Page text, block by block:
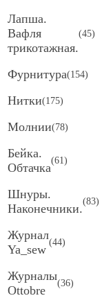
Лапша.
Вафля
трикотажная.
(45)
Фурнитура(154)
Нитки(175)
Молнии(78)
Бейка.
Обтачка
(61)
Шнуры.
Наконечники.
(83)
Журнал
Ya_sew
(44)
Журналы
Ottobre
(36)